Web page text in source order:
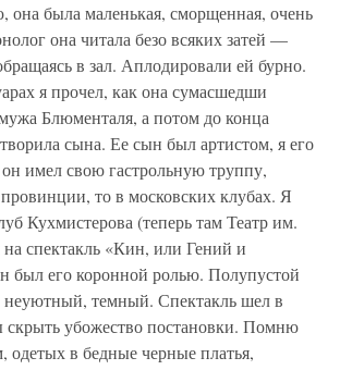
она была маленькая, сморщенная, очень
она читала безо всяких затей —
в зал. Аплодировали ей бурно.
я прочел, как она сумасшедши
Блюменталя, а потом до конца
сына. Ее сын был артистом, я его
имел свою гастрольную труппу,
то в московских клубах. Я
Кухмистерова (теперь там Театр им.
спектакль «Кин, или Гений и
был его коронной ролью. Полупустой
темный. Спектакль шел в
скрыть убожество постановки. Помню
одетых в бедные черные платья,